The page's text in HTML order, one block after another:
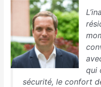
qui
sécurité, le confort